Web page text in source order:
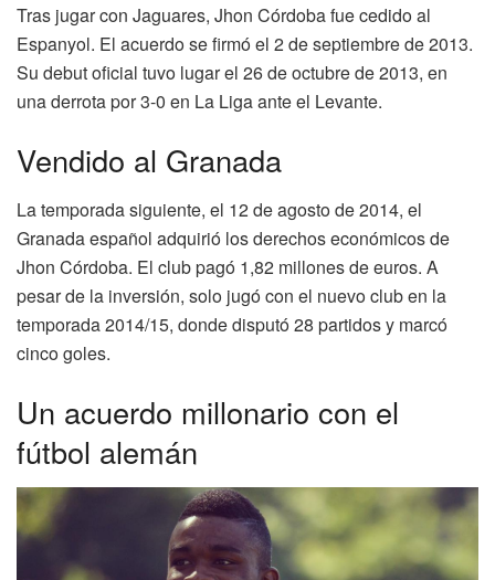
Tras jugar con Jaguares, Jhon Córdoba fue cedido al
Espanyol. El acuerdo se firmó el 2 de septiembre de 2013.
Su debut oficial tuvo lugar el 26 de octubre de 2013, en
una derrota por 3-0 en La Liga ante el Levante.
Vendido al Granada
La temporada siguiente, el 12 de agosto de 2014, el
Granada español adquirió los derechos económicos de
Jhon Córdoba. El club pagó 1,82 millones de euros. A
pesar de la inversión, solo jugó con el nuevo club en la
temporada 2014/15, donde disputó 28 partidos y marcó
cinco goles.
Un acuerdo millonario con el
fútbol alemán